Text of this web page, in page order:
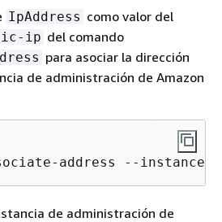
IpAddress como valor del
ip del comando
para asociar la dirección
de administración de Amazon
address --instance-
de administración de